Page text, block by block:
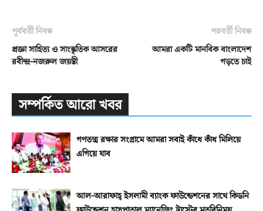
পূর্ববর্তী নিবন্ধ
প্রজ্ঞা সাহিত্য ও সাংস্কৃতিক আসরের
রবীন্দ্র-নজরুল জয়ন্তী
পরবর্তী নিবন্ধ
আমরা একটি মানবিক বাংলাদেশ
গড়তে চাই
সম্পর্কিত আরো খবর
গণতন্ত্র রক্ষার সংগ্রামে আমরা সবাই কাঁধে কাঁধ মিলিয়ে
এগিয়ে যাব
আল-আরাফাহ্‌ ইসলামী ব্যাংক ফাউন্ডেশনের সাথে কিডনি